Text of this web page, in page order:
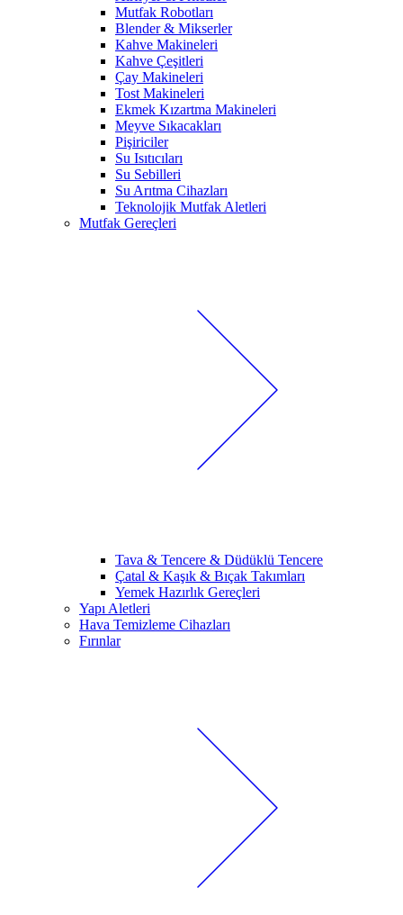
Mutfak Robotları
Blender & Mikserler
Kahve Makineleri
Kahve Çeşitleri
Çay Makineleri
Tost Makineleri
Ekmek Kızartma Makineleri
Meyve Sıkacakları
Pişiriciler
Su Isıtıcıları
Su Sebilleri
Su Arıtma Cihazları
Teknolojik Mutfak Aletleri
Mutfak Gereçleri
Tava & Tencere & Düdüklü Tencere
Çatal & Kaşık & Bıçak Takımları
Yemek Hazırlık Gereçleri
Yapı Aletleri
Hava Temizleme Cihazları
Fırınlar